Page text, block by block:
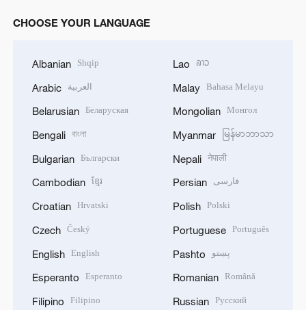
CHOOSE YOUR LANGUAGE
Albanian Shqip
Arabic العربية
Belarusian Беларуская
Bengali বাংলা
Bulgarian Български
Cambodian ខ្មែរ
Croatian Hrvatski
Czech Český
English English
Esperanto Esperanto
Filipino Filipino
Lao ລາວ
Malay Bahasa Melayu
Mongolian Монгол
Myanmar မြန်မာဘာသာ
Nepali नेपाली
Persian فارسی
Polish Polski
Portuguese Português
Pashto پښتو
Romanian Română
Russian Русский